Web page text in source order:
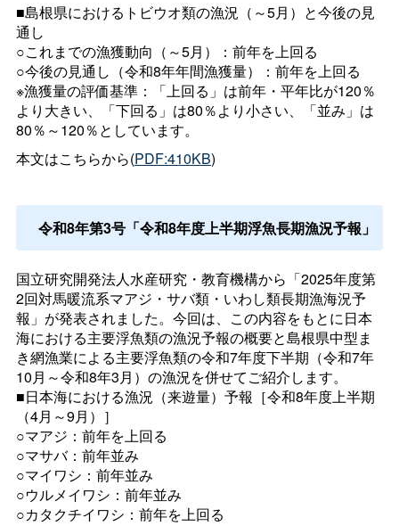
■島根県におけるトビウオ類の漁況（～5月）と今後の見
通し
○これまでの漁獲動向（～5月）：前年を上回る
○今後の見通し（令和8年年間漁獲量）：前年を上回る
※漁獲量の評価基準：「上回る」は前年・平年比が120％
より大きい、「下回る」は80％より小さい、「並み」は
80％～120％としています。
本文はこちらから(PDF:410KB)
令和8年第3号「令和8年度上半期浮魚長期漁況予報」
国立研究開発法人水産研究・教育機構から「2025年度第
2回対馬暖流系マアジ・サバ類・いわし類長期漁海況予
報」が発表されました。今回は、この内容をもとに日本
海における主要浮魚類の漁況予報の概要と島根県中型ま
き網漁業による主要浮魚類の令和7年度下半期（令和7年
10月～令和8年3月）の漁況を併せてご紹介します。
■日本海における漁況（来遊量）予報［令和8年度上半期
（4月～9月）］
○マアジ：前年を上回る
○マサバ：前年並み
○マイワシ：前年並み
○ウルメイワシ：前年並み
○カタクチイワシ：前年を上回る